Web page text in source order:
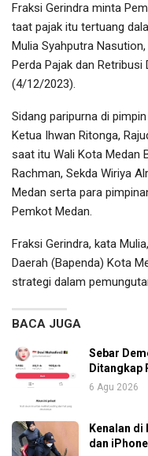
Fraksi Gerindra minta
taat pajak itu tertuang
Mulia Syahputra
Perda Pajak dan Retribusi
(4/12/2023).
Sidang paripurna di
Ketua Ihwan Ritonga,
saat itu Wali Kota Medan
Rachman, Sekda Wiriya
Medan serta para
Pemkot Medan.
Fraksi Gerindra, kata
Daerah (Bapenda) Kota
strategi dalam
BACA JUGA
Sebar
Ditangkap
6 Agu 2026
Kenalan
dan